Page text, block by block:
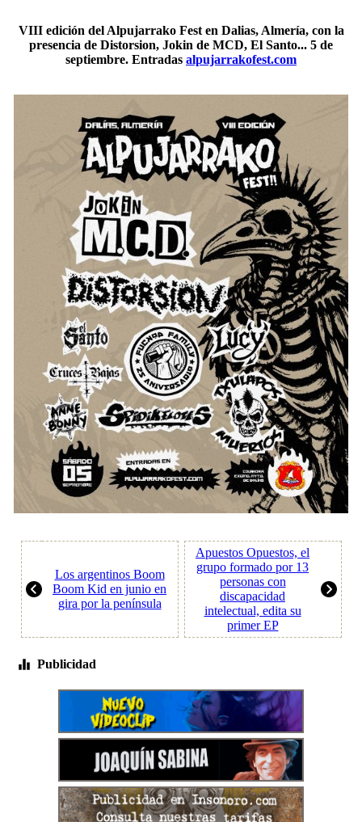
VIII edición del Alpujarrako Fest en Dalias, Almería, con la
presencia de Distorsion, Jokin de MCD, El Santo... 5 de
septiembre. Entradas alpujarrakofest.com
Los argentinos Boom
Boom Kid en junio en
gira por la península
Apuestos Opuestos, el
grupo formado por 13
personas con
discapacidad
intelectual, edita su
primer EP
Publicidad